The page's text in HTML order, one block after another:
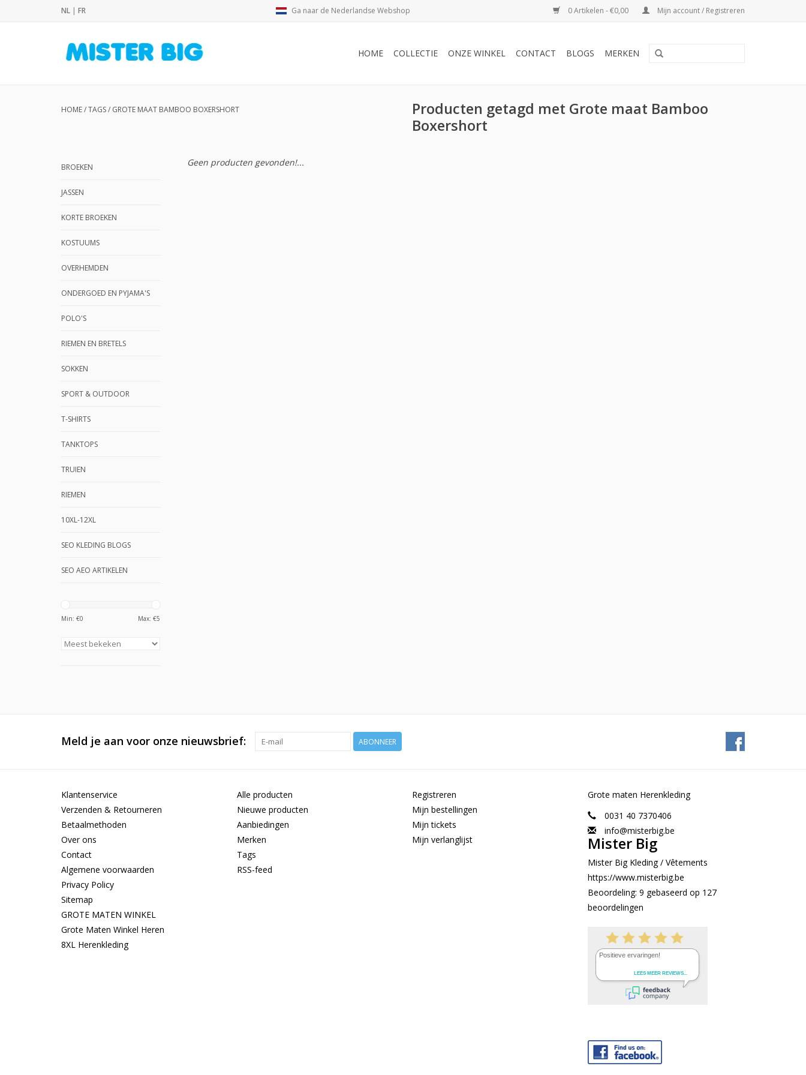
NL | FR Ga naar de Nederlandse Webshop 0 Artikelen - €0,00 Mijn account / Registreren
HOME COLLECTIE ONZE WINKEL CONTACT BLOGS MERKEN
Producten getagd met Grote maat Bamboo
Boxershort
HOME/TAGS/ GROTE MAAT BAMBOO BOXERSHORT
BROEKEN
JASSEN
KORTE BROEKEN
KOSTUUMS
OVERHEMDEN
ONDERGOED EN PYJAMA'S
POLO'S
RIEMEN EN BRETELS
SOKKEN
SPORT & OUTDOOR
T-SHIRTS
TANKTOPS
TRUIEN
RIEMEN
10XL-12XL
SEO KLEDING BLOGS
SEO AEO ARTIKELEN
Min: €0 Max: €5
Geen producten gevonden!...
Meld je aan voor onze nieuwsbrief: ABONNEER
Klantenservice
Verzenden & Retourneren
Betaalmethoden
Over ons
Contact
Algemene voorwaarden
Privacy Policy
Sitemap
GROTE MATEN WINKEL
Grote Maten Winkel Heren
8XL Herenkleding
Alle producten
Nieuwe producten
Aanbiedingen
Merken
Tags
RSS-feed
Registreren
Mijn bestellingen
Mijn tickets
Mijn verlanglijst
Grote maten Herenkleding
0031 40 7370406
info@misterbig.be
Mister Big
Mister Big Kleding / Vêtements
https://www.misterbig.be
Beoordeling: 9 gebaseerd op 127
beoordelingen